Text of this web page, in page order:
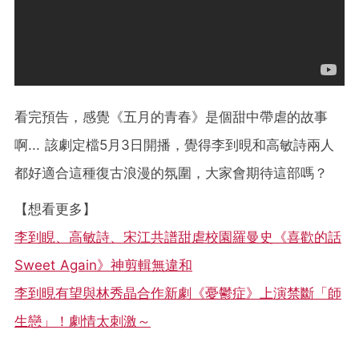
看完預告，感覺《五月的青春》是個甜中帶虐的故事
啊... 該劇定檔5月3日開播，覺得李到晛和高敏詩兩人
都好適合這種復古浪漫的氛圍，大家會期待這部嗎？
【想看更多】
李到睍、高敏詩、宋江共譜甜虐校園羅曼史《喜歡的話
Sweet Again》神剪輯無違和
李到晛有望與林秀晶合作新劇《憂鬱症》上演禁斷「師
生戀」！劇情太刺激～